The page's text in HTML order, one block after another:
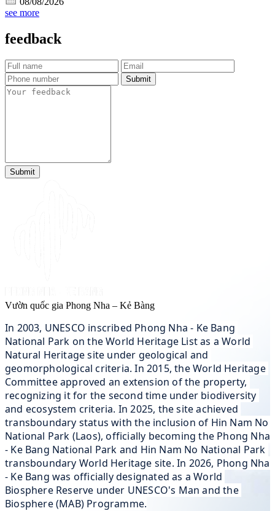
see more
feedback
Submit
Submit
Vườn quốc gia Phong Nha – Kẻ Bàng
In 2003, UNESCO inscribed Phong Nha - Ke Bang
National Park on the World Heritage List as a World
Natural Heritage site under geological and
geomorphological criteria. In 2015, the World Heritage
Committee approved an extension of the property,
recognizing it for the second time under biodiversity
and ecosystem criteria. In 2025, the site achieved
transboundary status with the inclusion of Hin Nam No
National Park (Laos), officially becoming the Phong Nha
- Ke Bang National Park and Hin Nam No National Park
transboundary World Heritage site. In 2026, Phong Nha
- Ke Bang was officially designated as a World
Biosphere Reserve under UNESCO's Man and the
Biosphere (MAB) Programme.